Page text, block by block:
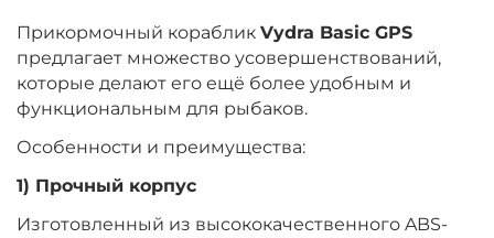
Прикормочный кораблик Vydra Basic GPS
предлагает множество усовершенствований,
которые делают его ещё более удобным и
функциональным для рыбаков.
Особенности и преимущества:
1) Прочный корпус
Изготовленный из высококачественного ABS-